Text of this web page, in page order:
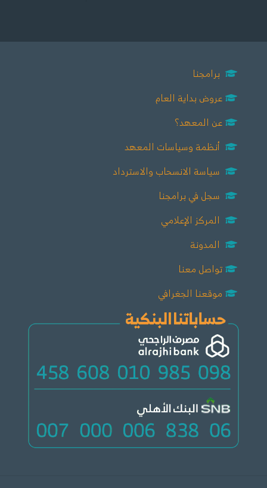
برامجنا
عروض بداية العام
عن المعهد؟
أنظمة وسياسات المعهد
سياسة الانسحاب والاسترداد
سجل في برامجنا
المركز الإعلامي
المدونة
تواصل معنا
موقعنا الجغرافي